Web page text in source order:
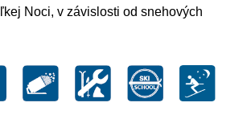
Noci, v závislosti od snehových